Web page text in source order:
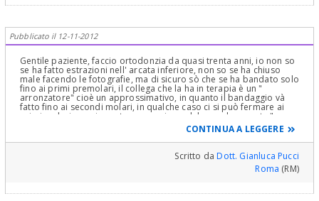
Pubblicato il 12-11-2012
Gentile paziente, faccio ortodonzia da quasi trenta anni, io non so
se ha fatto estrazioni nell' arcata inferiore, non so se ha chiuso
male facendo le fotografie, ma di sicuro sò che se ha bandato solo
fino ai primi premolari, il collega che la ha in terapia è un "
arronzatore" cioè un approssimativo, in quanto il bandaggio và
fatto fino ai secondi molari, in qualche caso ci si può fermare ai
primi molari, ma si sconta sempre in qualche modo, questa "
comodità " che si prende l'ortodontista, in più, salvo " rare"
eccezioni, è sempre necessario, bandare anche l' arcata inferiore,
per raggiungere la maggior congruenza possibile tra le due arcate,
questo è l' unico modo per avere stabilità dei risultati ottenuti
CONTINUA A LEGGERE
Scritto daDott. Gianluca Pucci
Roma (RM)